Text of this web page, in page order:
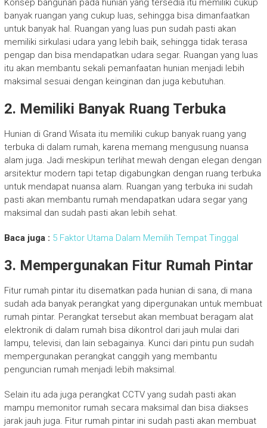
Konsep bangunan pada hunian yang tersedia itu memiliki cukup
banyak ruangan yang cukup luas, sehingga bisa dimanfaatkan
untuk banyak hal. Ruangan yang luas pun sudah pasti akan
memiliki sirkulasi udara yang lebih baik, sehingga tidak terasa
pengap dan bisa mendapatkan udara segar. Ruangan yang luas
itu akan membantu sekali pemanfaatan hunian menjadi lebih
maksimal sesuai dengan keinginan dan juga kebutuhan.
2. Memiliki Banyak Ruang Terbuka
Hunian di Grand Wisata itu memiliki cukup banyak ruang yang
terbuka di dalam rumah, karena memang mengusung nuansa
alam juga. Jadi meskipun terlihat mewah dengan elegan dengan
arsitektur modern tapi tetap digabungkan dengan ruang terbuka
untuk mendapat nuansa alam. Ruangan yang terbuka ini sudah
pasti akan membantu rumah mendapatkan udara segar yang
maksimal dan sudah pasti akan lebih sehat.
Baca juga : 5 Faktor Utama Dalam Memilih Tempat Tinggal
3. Mempergunakan Fitur Rumah Pintar
Fitur rumah pintar itu disematkan pada hunian di sana, di mana
sudah ada banyak perangkat yang dipergunakan untuk membuat
rumah pintar. Perangkat tersebut akan membuat beragam alat
elektronik di dalam rumah bisa dikontrol dari jauh mulai dari
lampu, televisi, dan lain sebagainya. Kunci dari pintu pun sudah
mempergunakan perangkat canggih yang membantu
penguncian rumah menjadi lebih maksimal.
Selain itu ada juga perangkat CCTV yang sudah pasti akan
mampu memonitor rumah secara maksimal dan bisa diakses
jarak jauh juga. Fitur rumah pintar ini sudah pasti akan membuat